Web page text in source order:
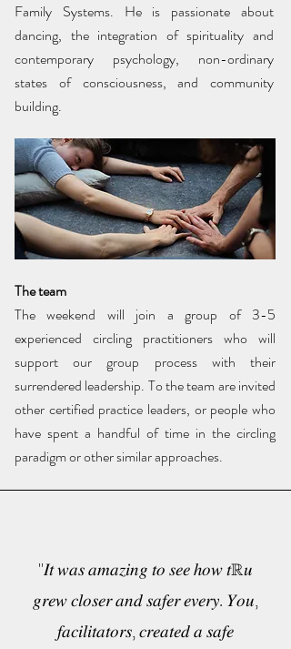
Family Systems. He is passionate about
dancing, the integration of spirituality and
contemporary psychology, non-ordinary
states of consciousness, and community
building.
The team
The weekend will join a group of 3-5
experienced circling practitioners who will
support our group process with their
surrendered leadership. To the team are invited
other certified practice leaders, or people who
have spent a handful of time in the circling
paradigm or other similar approaches.
''𝐼𝑡 𝑤𝑎𝑠 𝑎𝑚𝑎𝑧𝑖𝑛𝑔 𝑡𝑜 𝑠𝑒𝑒 ℎ𝑜𝑤 𝑡ℝ𝑢
𝑔𝑟𝑒𝑤 𝑐𝑙𝑜𝑠𝑒𝑟 𝑎𝑛𝑑 𝑠𝑎𝑓𝑒𝑟 𝑒𝑣𝑒𝑟𝑦. 𝑌𝑜𝑢,
𝑓𝑎𝑐𝑖𝑙𝑖𝑡𝑎𝑡𝑜𝑟𝑠, 𝑐𝑟𝑒𝑎𝑡𝑒𝑑 𝑎 𝑠𝑎𝑓𝑒